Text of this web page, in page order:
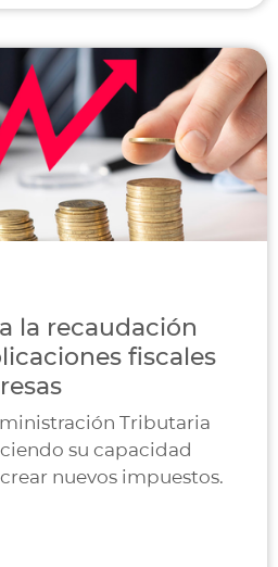
la recaudación
fiscales
Tributaria
su capacidad
nuevos impuestos.